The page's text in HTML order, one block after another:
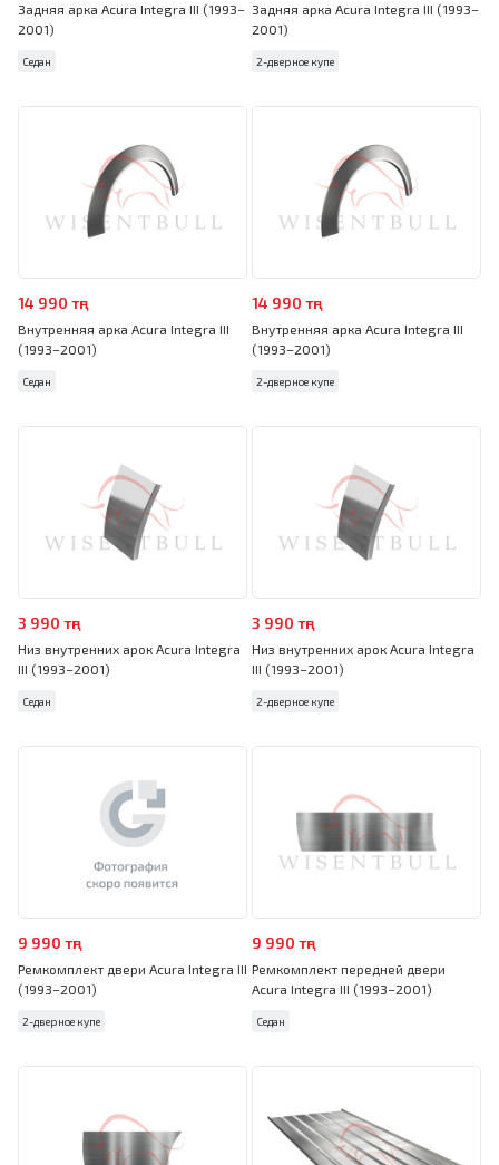
Задняя арка Acura Integra III (1993–
2001)
Седан
Задняя арка Acura Integra III (1993–
2001)
2-дверное купе
14 990 тңг
Внутренняя арка Acura Integra III
(1993–2001)
Седан
14 990 тңг
Внутренняя арка Acura Integra III
(1993–2001)
2-дверное купе
3 990 тңг
Низ внутренних арок Acura Integra
III (1993–2001)
Седан
3 990 тңг
Низ внутренних арок Acura Integra
III (1993–2001)
2-дверное купе
9 990 тңг
Ремкомплект двери Acura Integra III
(1993–2001)
2-дверное купе
9 990 тңг
Ремкомплект передней двери
Acura Integra III (1993–2001)
Седан